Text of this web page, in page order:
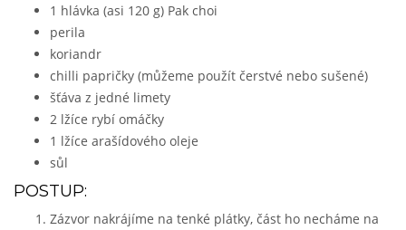
1 hlávka (asi 120 g) Pak choi
perila
koriandr
chilli papričky (můžeme použít čerstvé nebo sušené)
šťáva z jedné limety
2 lžíce rybí omáčky
1 lžíce arašídového oleje
sůl
POSTUP:
Zázvor nakrájíme na tenké plátky, část ho necháme na